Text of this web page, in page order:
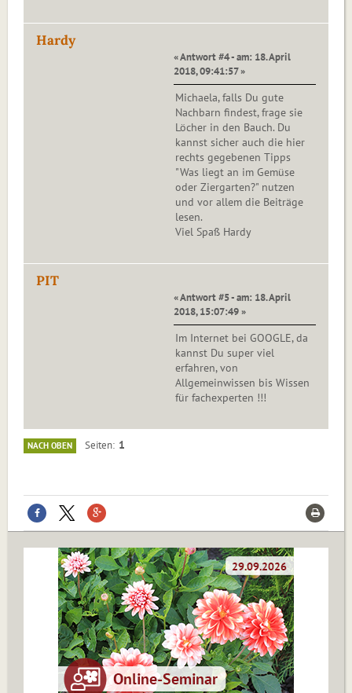
Hardy
« Antwort #4 - am: 18. April
2018, 09:41:57 »
Michaela, falls Du gute
Nachbarn findest, frage sie
Löcher in den Bauch. Du
kannst sicher auch die hier
rechts gegebenen Tipps
"Was liegt an im Gemüse
oder Ziergarten?" nutzen
und vor allem die Beiträge
lesen.
Viel Spaß Hardy
PIT
« Antwort #5 - am: 18. April
2018, 15:07:49 »
Im Internet bei GOOGLE, da
kannst Du super viel
erfahren, von
Allgemeinwissen bis Wissen
für fachexperten !!!
NACH OBEN Seiten 1